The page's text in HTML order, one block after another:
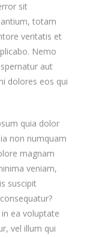
sit
totam
veritatis et
Nemo
aut
dolores eos qui
quia dolor
non numquam
magnam
veniam,
suscipit
ea voluptate
vel illum qui